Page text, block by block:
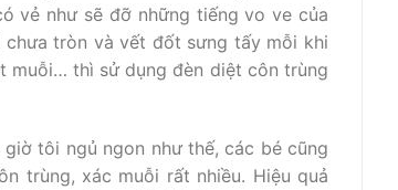
vẻ như sẽ đỡ những tiếng vo ve của
chưa tròn và vết đốt sưng tấy mỗi khi
muỗi… thì sử dụng đèn diệt côn trùng
tôi ngủ ngon như thế, các bé cũng
trùng, xác muỗi rất nhiều. Hiệu quả